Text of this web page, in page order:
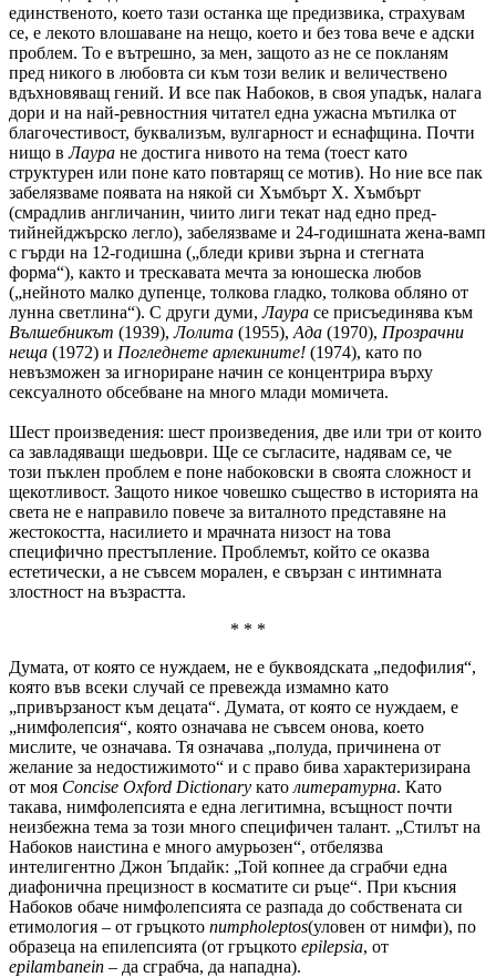
единственото, което тази останка ще предизвика, страхувам
се, е лекото влошаване на нещо, което и без това вече е адски
проблем. То е вътрешно, за мен, защото аз не се покланям
пред никого в любовта си към този велик и величествено
вдъхновяващ гений. И все пак Набоков, в своя упадък, налага
дори и на най-ревностния читател една ужасна мътилка от
благочестивост, буквализъм, вулгарност и еснафщина. Почти
нищо вЛаура не достига нивото на тема (тоест като
структурен или поне като повтарящ се мотив). Но ние все пак
забелязваме появата на някой си Хъмбърт Х. Хъмбърт
(смрадлив англичанин, чиито лиги текат над едно пред-
тийнейджърско легло), забелязваме и 24-годишната жена-вамп
с гърди на 12-годишна („бледи криви зърна и стегната
форма“), както и трескавата мечта за юношеска любов
(„нейното малко дупенце, толкова гладко, толкова обляно от
лунна светлина“). С други думи,Лаура се присъединява към
Вълшебникът (1939),Лолита (1955), Ада (1970), Прозрачни
неща (1972) и Погледнете арлекините! (1974), като по
невъзможен за игнориране начин се концентрира върху
сексуалното обсебване на много млади момичета.
Шест произведения: шест произведения, две или три от които
са завладяващи шедьоври. Ще се съгласите, надявам се, че
този пъклен проблем е поне набоковски в своята сложност и
щекотливост. Защото никое човешко същество в историята на
света не е направило повече за виталното представяне на
жестокостта, насилието и мрачната низост на това
специфично престъпление. Проблемът, който се оказва
естетически, а не съвсем морален, е свързан с интимната
злостност на възрастта.
* * *
Думата, от която се нуждаем, не е буквоядската „педофилия“,
която във всеки случай се превежда измамно като
„привързаност към децата“. Думата, от която се нуждаем, е
„нимфолепсия“, която означава не съвсем онова, което
мислите, че означава. Тя означава „полуда, причинена от
желание за недостижимото“ и с право бива характеризирана
от моя Concise Oxford Dictionary като литературна. Като
такава, нимфолепсията е една легитимна, всъщност почти
неизбежна тема за този много специфичен талант. „Стилът на
Набоков наистина е много амурьозен“, отбелязва
интелигентно Джон Ъпдайк: „Той копнее да сграбчи една
диафонична прецизност в косматите си ръце“. При късния
Набоков обаче нимфолепсията се разпада до собствената си
етимология – от гръцкото numpholeptos(уловен от нимфи), по
образеца на епилепсията (от гръцкото epilepsia, от
epilambanein – да сграбча, да нападна).